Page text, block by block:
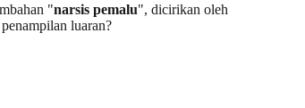
"narsis pemalu", dicirikan oleh
luaran?